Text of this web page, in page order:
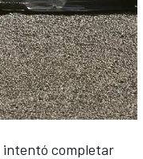
intentó completar